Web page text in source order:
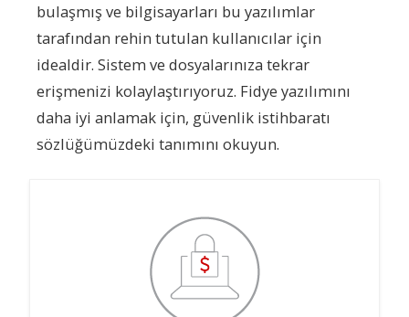
bulaşmış ve bilgisayarları bu yazılımlar
tarafından rehin tutulan kullanıcılar için
idealdir. Sistem ve dosyalarınıza tekrar
erişmenizi kolaylaştırıyoruz. Fidye yazılımını
daha iyi anlamak için, güvenlik istihbaratı
sözlüğümüzdeki tanımını okuyun.